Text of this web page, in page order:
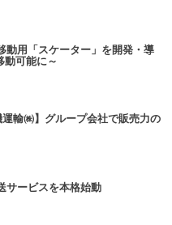
動用「スケーター」を開発・導
動可能に～
輸㈱】グループ会社で販売力の
サービスを本格始動